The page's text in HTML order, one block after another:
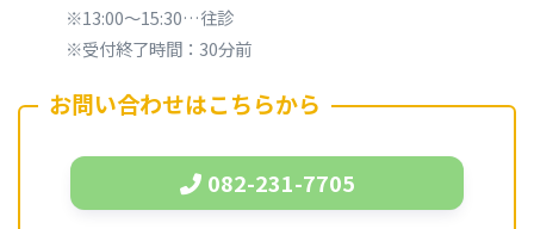
※13:00～15:30…往診
※受付終了時間：30分前
お問い合わせはこちらから
082-231-7705